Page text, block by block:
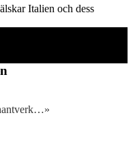
Italien och dess